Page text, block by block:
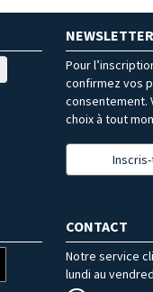
NEWSLETTER
Pour
confirmez vos
consentement.
choix à tout
CONTACT
Notre service
lundi au